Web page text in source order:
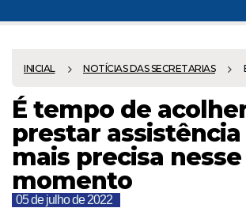
INICIAL NOTÍCIAS DAS SECRETARIAS
É tempo de
prestar
mais precisa nesse
momento
05 de julho de 2022